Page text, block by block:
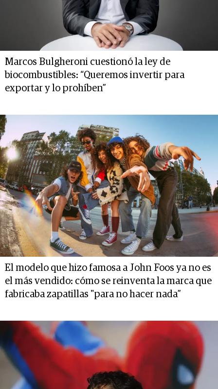
Marcos Bulgheroni cuestionó la ley de
biocombustibles: “Queremos invertir para
exportar y lo prohíben”
El modelo que hizo famosa a John Foos ya no es
el más vendido: cómo se reinventa la marca que
fabricaba zapatillas "para no hacer nada”